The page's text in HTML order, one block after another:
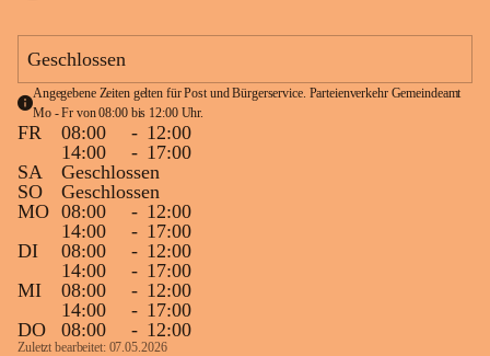
Geschlossen
Angegebene Zeiten gelten für Post und Bürgerservice. Parteienverkehr Gemeindeamt
Mo - Fr von 08:00 bis 12:00 Uhr.
FR 08:00 - 12:00
14:00
- 17:00
SA
Geschlossen
SO
Geschlossen
MO 08:00 - 12:00
14:00
- 17:00
DI
08:00 - 12:00
14:00
- 17:00
MI
08:00 - 12:00
14:00
- 17:00
DO
08:00 - 12:00
Zuletzt bearbeitet: 07.05.2026